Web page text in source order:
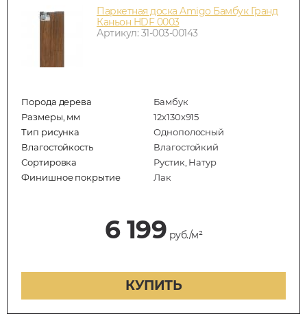
Паркетная доска Amigo Бамбук Гранд
Каньон HDF 0003
Артикул: 31-003-00143
Порода дерева
Бамбук
Размеры, мм
12х130х915
Тип рисунка
Однополосный
Влагостойкость
Влагостойкий
Сортировка
Рустик, Натур
Финишное покрытие
Лак
6 199 руб./м²
КУПИТЬ